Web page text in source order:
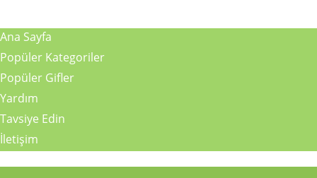
Ana Sayfa
Popüler Kategoriler
Popüler Gifler
Yardım
Tavsiye Edin
İletişim